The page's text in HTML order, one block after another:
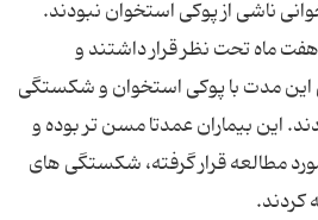
ناشی از پوکی استخوان نبودند.
مدت 5 سال و هفت ماه تحت نظر قرار داشتند و
بیمار طی این مدت با پوکی استخوان و شکستگی
این بیماران عمدتا مسن تر بوده و
مطالعه قرار گرفته، شکستگی های
کردند.